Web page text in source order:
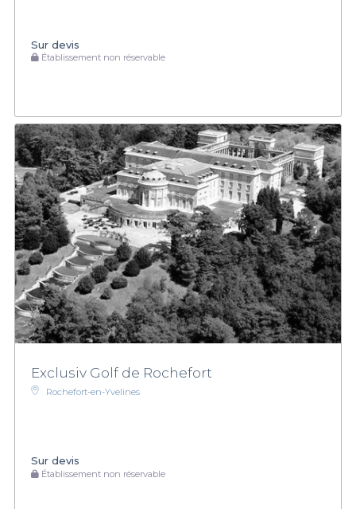
Sur devis
Établissement non réservable
Exclusiv Golf de Rochefort
Rochefort-en-Yvelines
Sur devis
Établissement non réservable